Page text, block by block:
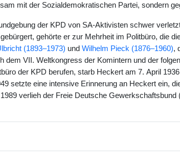
mit der Sozialdemokratischen Partei, sondern
der KPD von SA-Aktivisten schwer
gehörte er zur Mehrheit im Politbüro, die
(1893–1973) und Wilhelm Pieck (1876–1960),
dem VII. Weltkongress der Komintern und der
der KPD berufen, starb Heckert am 7. April
setzte eine intensive Erinnerung an Heckert ein,
verlieh der Freie Deutsche